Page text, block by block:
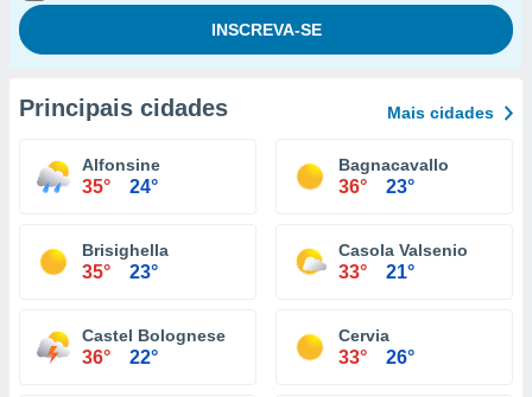
Principais cidades Mais cidades
Alfonsine
35° 24°
Bagnacavallo
36° 23°
Brisighella
35° 23°
Casola Valsenio
33° 21°
Castel Bolognese
36° 22°
Cervia
33° 26°